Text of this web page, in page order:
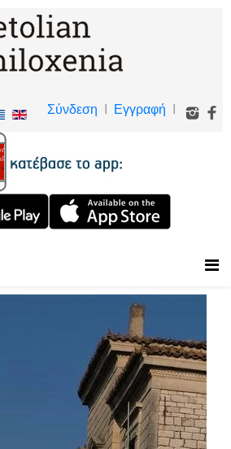
Σύνδεση Εγγραφή